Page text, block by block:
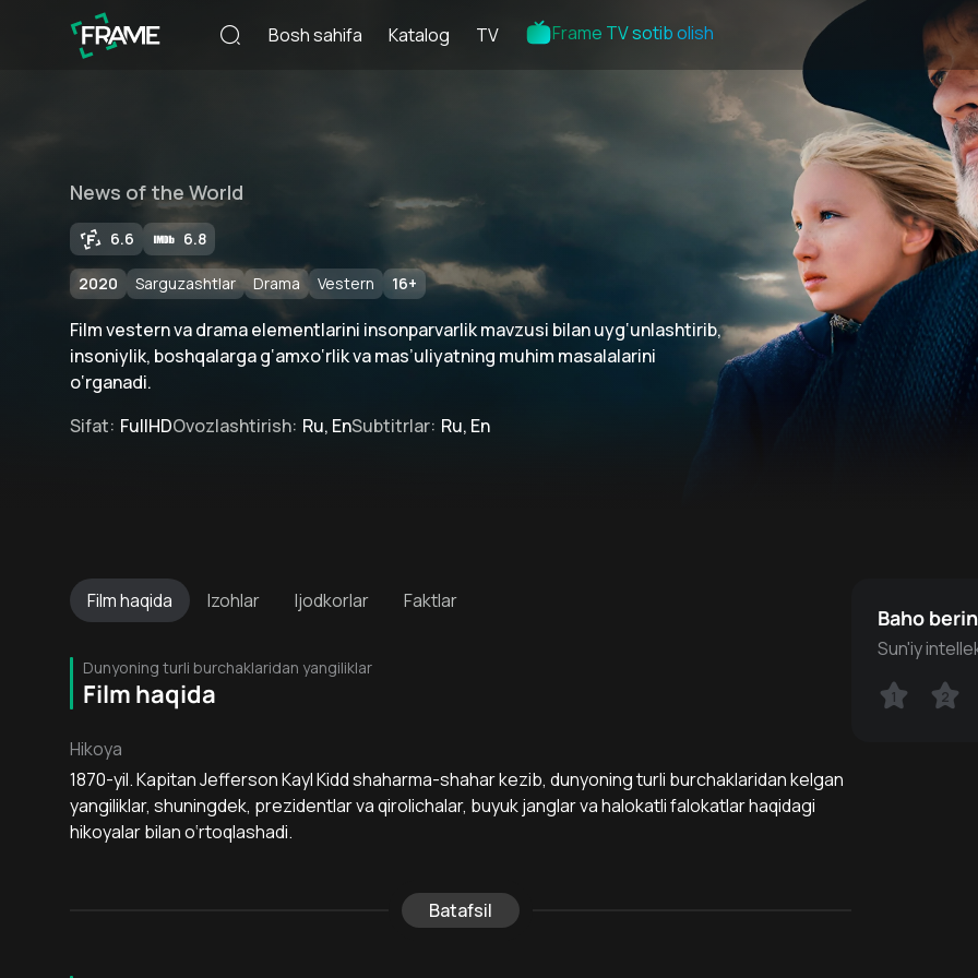
Bosh sahifa Katalog TV Frame TV sotib olish
News of the World
6.6 6.8
2020 Sarguzashtlar Drama Vestern 16+
Film vestern va drama elementlarini insonparvarlik mavzusi bilan uyg‘unlashtirib,
insoniylik, boshqalarga g‘amxo‘rlik va mas’uliyatning muhim masalalarini
o‘rganadi.
Sifat: FullHDOvozlashtirish: Ru, EnSubtitrlar: Ru, En
Filmhaqida Izohlar Ijodkorlar Faktlar
Dunyoning turli burchaklaridan yangiliklar
Film haqida
Hikoya
1870-yil. Kapitan Jefferson Kayl Kidd shaharma-shahar kezib, dunyoning turli burchaklaridan kelgan
yangiliklar, shuningdek, prezidentlar va qirolichalar, buyuk janglar va halokatli falokatlar haqidagi
hikoyalar bilan o‘rtoqlashadi.
Batafsil
Baho
Sun'iy
1 2
1 2